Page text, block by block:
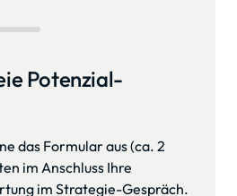
Potenzial-
das Formular aus (ca. 2
im Anschluss Ihre
im Strategie-Gespräch.